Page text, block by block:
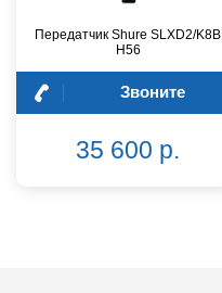
Передатчик Shure SLXD2/K8B
H56
Звоните
35 600 р.